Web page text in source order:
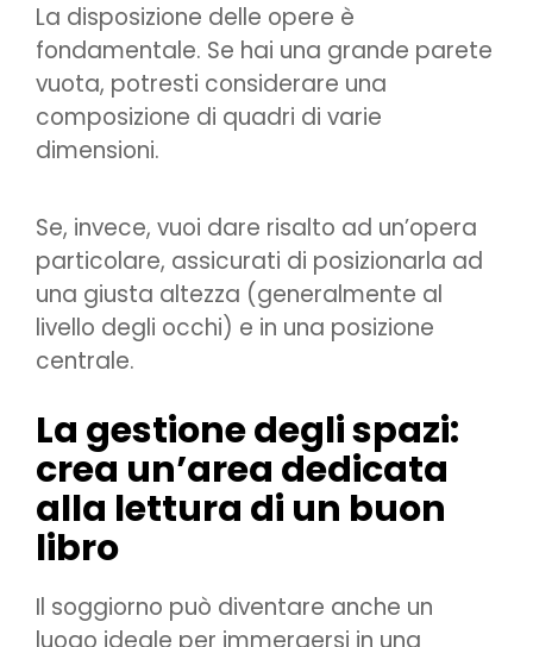
La disposizione delle opere è
fondamentale. Se hai una grande parete
vuota, potresti considerare una
composizione di quadri di varie
dimensioni.
Se, invece, vuoi dare risalto ad un’opera
particolare, assicurati di posizionarla ad
una giusta altezza (generalmente al
livello degli occhi) e in una posizione
centrale.
La gestione degli spazi:
crea un’area dedicata
alla lettura di un buon
libro
Il soggiorno può diventare anche un
luogo ideale per immergersi in una